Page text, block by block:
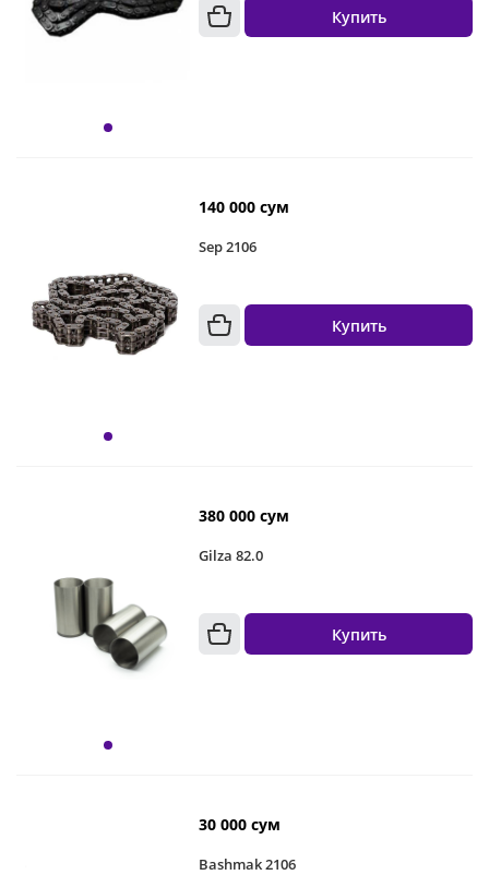
Купить
140 000 сум
Sep 2106
Купить
380 000 сум
Gilza 82.0
Купить
30 000 сум
Bashmak 2106